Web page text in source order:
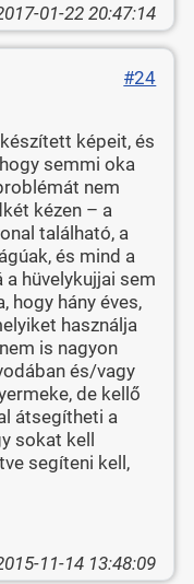
01-22 20:47:14
#24
képeit, és
semmi oka
nem
kézen – a
található, a
és mind a
hüvelykujjai sem
hogy hány éves,
használja
is nagyon
és/vagy
de kellő
átsegítheti a
sokat kell
segíteni kell,
11-14 13:48:09